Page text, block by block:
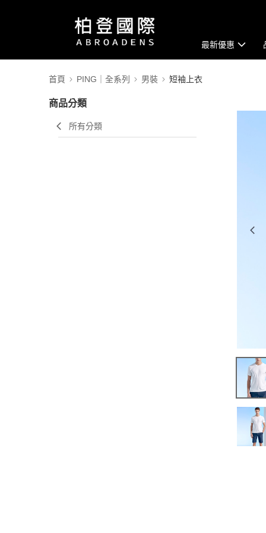
最新優惠
首頁 PING｜全系列 男裝 短袖上衣
商品分類
所有分類